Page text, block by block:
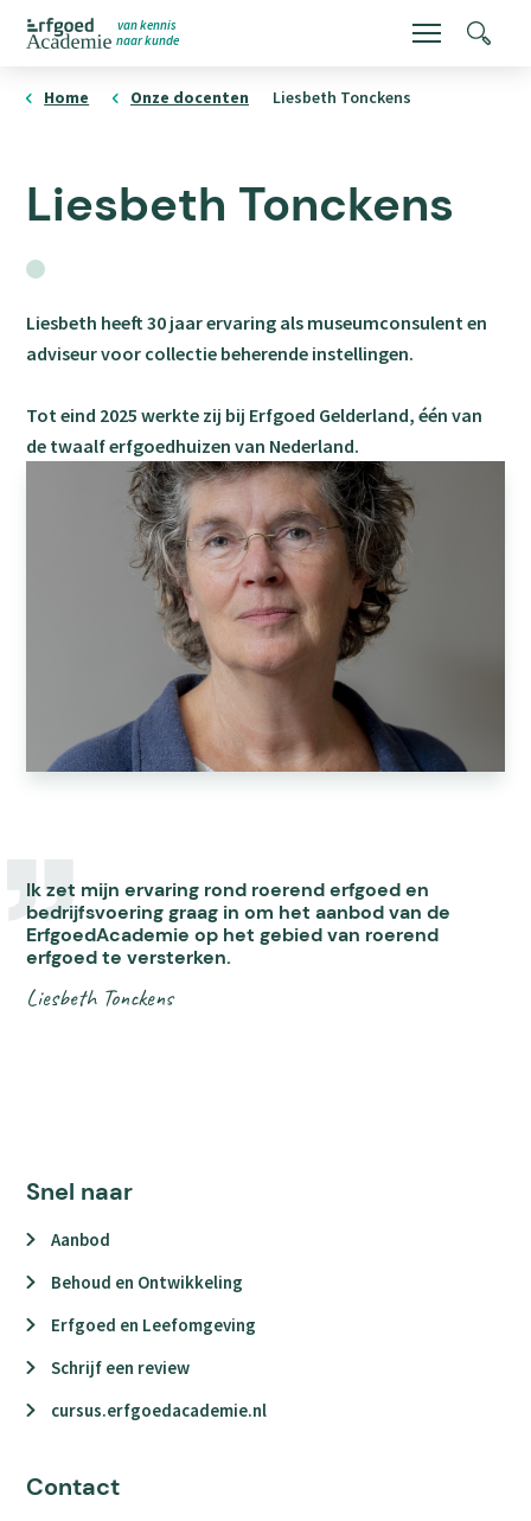
Overslaan
naar
gaan
homepage
van kennis
naar kunde
Menu
Home Onze docenten Liesbeth Tonckens
Liesbeth Tonckens
Social
Liesbeth heeft 30 jaar ervaring als museumconsulent en
adviseur voor collectie beherende instellingen.
Tot eind 2025 werkte zij bij Erfgoed Gelderland, één van
de twaalf erfgoedhuizen van Nederland.
Ik zet mijn ervaring rond roerend erfgoed en
bedrijfsvoering graag in om het aanbod van de
ErfgoedAcademie op het gebied van roerend
erfgoed te versterken.
Liesbeth Tonckens
Snel naar
Aanbod
Behoud en Ontwikkeling
Erfgoed en Leefomgeving
Schrijf een review
cursus.erfgoedacademie.nl
Contact